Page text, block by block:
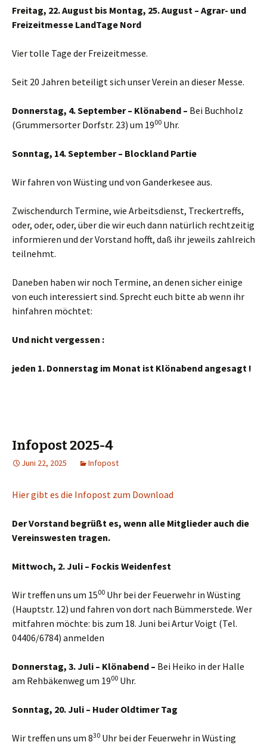
Freitag, 22. August bis Montag, 25. August – Agrar- und
Freizeitmesse LandTage Nord
Vier tolle Tage der Freizeitmesse.
Seit 20 Jahren beteiligt sich unser Verein an dieser Messe.
Donnerstag, 4. September – Klönabend – Bei Buchholz
(Grummersorter Dorfstr. 23) um 1900 Uhr.
Sonntag, 14. September – Blockland Partie
Wir fahren von Wüsting und von Ganderkesee aus.
Zwischendurch Termine, wie Arbeitsdienst, Treckertreffs,
oder, oder, oder, über die wir euch dann natürlich rechtzeitig
informieren und der Vorstand hofft, daß ihr jeweils zahlreich
teilnehmt.
Daneben haben wir noch Termine, an denen sicher einige
von euch interessiert sind. Sprecht euch bitte ab wenn ihr
hinfahren möchtet:
Und nicht vergessen :
jeden 1. Donnerstag im Monat ist Klönabend angesagt !
Infopost 2025-4
Juni 22, 2025 Infopost
Hier gibt es die Infopost zum Download
Der Vorstand begrüßt es, wenn alle Mitglieder auch die
Vereinswesten tragen.
Mittwoch, 2. Juli – Fockis Weidenfest
Wir treffen uns um 1500 Uhr bei der Feuerwehr in Wüsting
(Hauptstr. 12) und fahren von dort nach Bümmerstede. Wer
mitfahren möchte: bis zum 18. Juni bei Artur Voigt (Tel.
04406/6784) anmelden
Donnerstag, 3. Juli – Klönabend – Bei Heiko in der Halle
am Rehbäkenweg um 1900 Uhr.
Sonntag, 20. Juli – Huder Oldtimer Tag
Wir treffen uns um 830 Uhr bei der Feuerwehr in Wüsting